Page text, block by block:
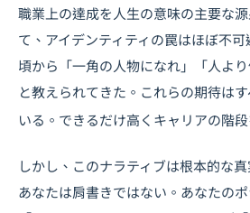
職業上の達成を人生の意味の主要な
て、アイデンティティの罠はほぼ不
頃から「一角の人物になれ」「人より
と教えられてきた。これらの期待は
いる。できるだけ高くキャリアの階
しかし、このナラティブは根本的な
あなたは肩書きではない。あなたの